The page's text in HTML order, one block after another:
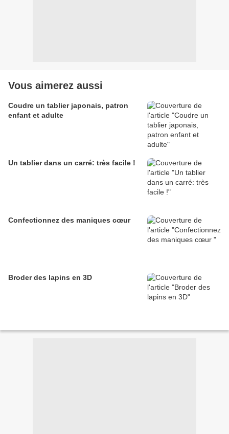
Vous aimerez aussi
Coudre un tablier japonais, patron
enfant et adulte
Un tablier dans un carré: très facile !
Confectionnez des maniques cœur
Broder des lapins en 3D